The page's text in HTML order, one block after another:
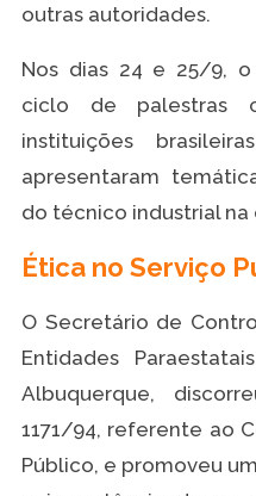
outras autoridades.
Nos dias 24 e 25/9,
ciclo de palestras
instituições
apresentaram
do técnico industrial
Ética no Serviço
O Secretário de
Entidades
Albuquerque,
1171/94, referente ao
Público, e promoveu